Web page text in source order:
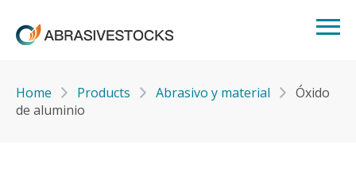
Home Products Abrasivo y material
Óxido
de aluminio